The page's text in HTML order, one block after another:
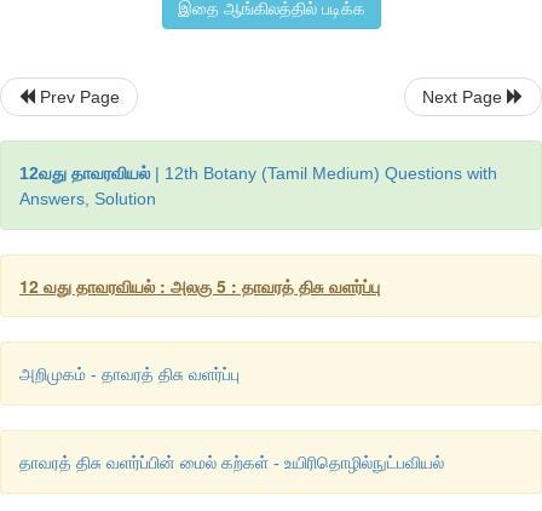
இதை ஆங்கிலத்தில் படிக்க
Prev Page Next Page
12வது தாவரவியல் | 12th Botany (Tamil Medium) Questions with
Answers, Solution
12 வது தாவரவியல் : அலகு 5 : தாவரத் திசு வளர்ப்பு
அறிமுகம் - தாவரத் திசு வளர்ப்பு
தாவரத் திசு வளர்ப்பின் மைல் கற்கள் - உயிரிதொழில்நுட்பவியல்